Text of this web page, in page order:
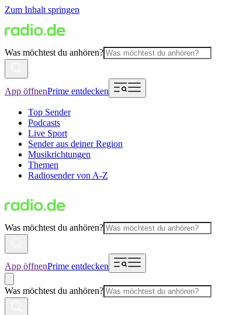
Zum Inhalt springen
Was möchtest du anhören?
App öffnenPrime entdecken
Top Sender
Podcasts
Live Sport
Sender aus deiner Region
Musikrichtungen
Themen
Radiosender von A-Z
Was möchtest du anhören?
App öffnenPrime entdecken
Was möchtest du anhören?